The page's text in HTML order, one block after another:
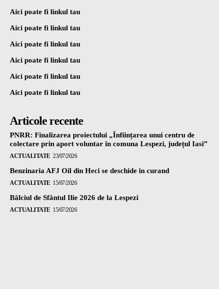
Aici poate fi linkul tau
Aici poate fi linkul tau
Aici poate fi linkul tau
Aici poate fi linkul tau
Aici poate fi linkul tau
Aici poate fi linkul tau
Articole recente
PNRR: Finalizarea proiectului „Înființarea unui centru de
colectare prin aport voluntar în comuna Lespezi, județul Iasi”
ACTUALITATE 23/07/2026
Benzinaria AFJ Oil din Heci se deschide in curand
ACTUALITATE 15/07/2026
Bâlciul de Sfântul Ilie 2026 de la Lespezi
ACTUALITATE 15/07/2026